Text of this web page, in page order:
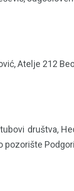
Atelje 212
društva,
pozorište